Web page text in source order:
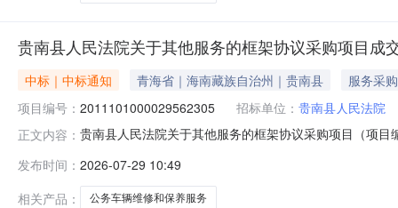
贵南县人民法院关于其他服务的框架协议采购项目成
中标｜中标通知 青海省｜海南藏族自治州｜贵南县
服务采购
项目编号： 2011101000029562305 招标单位： 贵南县人民法院
正文内容： 贵南县人民法院关于其他服务的框架协议采购项目（项
青海省海南藏族自治州贵南县报价起止时间:-二、采购单
发布时间： 2026-07-29 10:49
相关产品：
公务车辆维修和保养服务